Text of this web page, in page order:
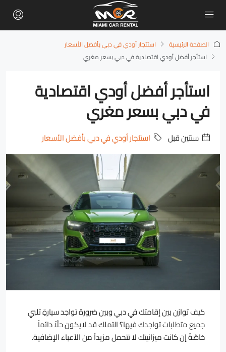
الصفحة الرئيسية
استئجار أودي في دبي بأفضل الأسعار
استأجر أفضل أودي اقتصادية في دبي بسعر مغري
استأجر أفضل أودي اقتصادية
في دبي بسعر مغري
‏سنتين قبل استئجار أودي في دبي بأفضل الأسعار
كيف توازن بين إقامتك في دبي وبين ضرورة تواجد سيارةٍ تلبي
جميع متطلبات تواجدك فيها؟ التملك قد لايكون حلّاً دائماً
خاصّةً إن كانت ميزانيتك لا تتحمل مزيداً من الأعباء الإضافية.